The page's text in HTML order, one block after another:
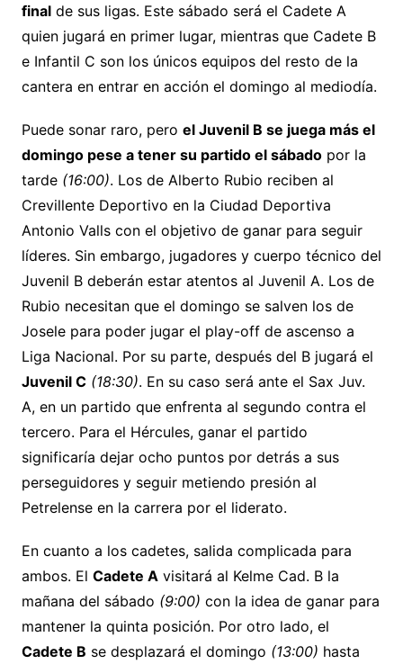
finalde sus ligas. Este sábado será el Cadete A
quien jugará en primer lugar, mientras que Cadete B
e Infantil C son los únicos equipos del resto de la
cantera en entrar en acción el domingo al mediodía.
Puede sonar raro, pero el Juvenil B se juega más el
domingo pese a tener su partido el sábadopor la
tarde (16:00). Los de Alberto Rubio reciben al
Crevillente Deportivo en la Ciudad Deportiva
Antonio Valls con el objetivo de ganar para seguir
líderes. Sin embargo, jugadores y cuerpo técnico del
Juvenil B deberán estar atentos al Juvenil A. Los de
Rubio necesitan que el domingo se salven los de
Josele para poder jugar el play-off de ascenso a
Liga Nacional. Por su parte, después del B jugará el
Juvenil C (18:30). En su caso será ante el Sax Juv.
A, en un partido que enfrenta al segundo contra el
tercero. Para el Hércules, ganar el partido
significaría dejar ocho puntos por detrás a sus
perseguidores y seguir metiendo presión al
Petrelense en la carrera por el liderato.
En cuanto a los cadetes, salida complicada para
ambos. El Cadete A visitará al Kelme Cad. B la
mañana del sábado (9:00) con la idea de ganar para
mantener la quinta posición. Por otro lado, el
Cadete B se desplazará el domingo (13:00) hasta